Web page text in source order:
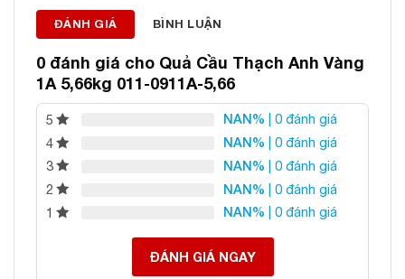
sinh khí và tạo điểm nhấn sang trọng cho không gian.
Ưu tiên đặt ở vị trí sạch sẽ, cao ráo và phù hợp với
cung vị phong thủy của gia chủ để phát huy tối đa ý
nghĩa.
About
ĐÁNH GIÁ BÌNH LUẬN
0 đánh giá cho Quả Cầu Thạch Anh Vàng
1A 5,66kg 011-0911A-5,66
5 NAN% | 0 đánh giá
4
NAN% | 0 đánh giá
3
NAN% | 0 đánh giá
2
NAN% | 0 đánh giá
1
NAN% | 0 đánh giá
ĐÁNH GIÁ NGAY